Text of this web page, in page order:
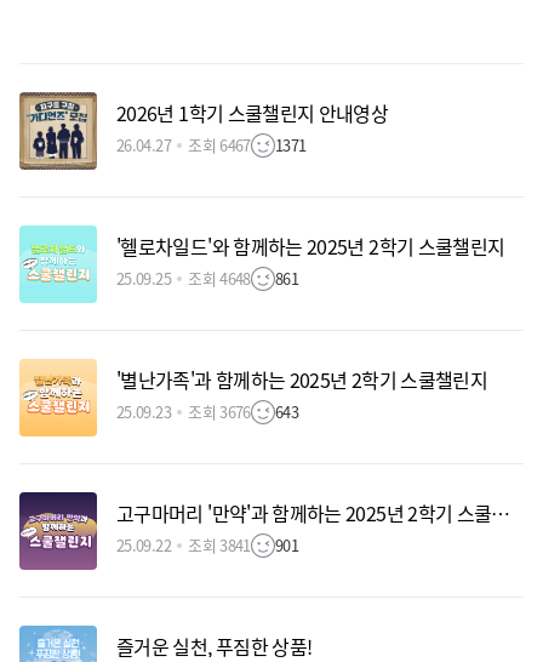
2026년 1학기 스쿨챌린지 안내영상
26.04.27 조회 6467 1371
'헬로차일드'와 함께하는 2025년 2학기 스쿨챌린지
25.09.25 조회 4648 861
'별난가족'과 함께하는 2025년 2학기 스쿨챌린지
25.09.23 조회 3676 643
고구마머리 '만약'과 함께하는 2025년 2학기 스쿨챌린지
25.09.22 조회 3841 901
즐거운 실천, 푸짐한 상품!